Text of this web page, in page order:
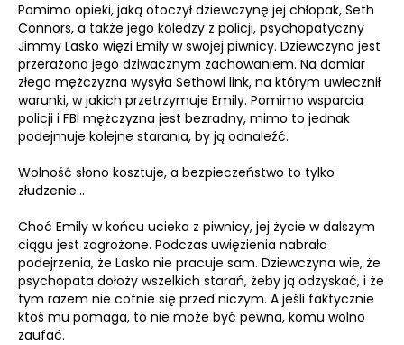
Pomimo opieki, jaką otoczył dziewczynę jej chłopak, Seth
Connors, a także jego koledzy z policji, psychopatyczny
Jimmy Lasko więzi Emily w swojej piwnicy. Dziewczyna jest
przerażona jego dziwacznym zachowaniem. Na domiar
złego mężczyzna wysyła Sethowi link, na którym uwiecznił
warunki, w jakich przetrzymuje Emily. Pomimo wsparcia
policji i FBI mężczyzna jest bezradny, mimo to jednak
podejmuje kolejne starania, by ją odnaleźć.
Wolność słono kosztuje, a bezpieczeństwo to tylko
złudzenie...
Choć Emily w końcu ucieka z piwnicy, jej życie w dalszym
ciągu jest zagrożone. Podczas uwięzienia nabrała
podejrzenia, że Lasko nie pracuje sam. Dziewczyna wie, że
psychopata dołoży wszelkich starań, żeby ją odzyskać, i że
tym razem nie cofnie się przed niczym. A jeśli faktycznie
ktoś mu pomaga, to nie może być pewna, komu wolno
zaufać.